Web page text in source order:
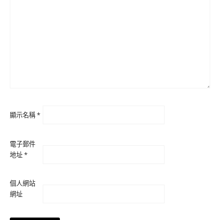
顯示名稱*
電子郵件
地址*
個人網站
網址